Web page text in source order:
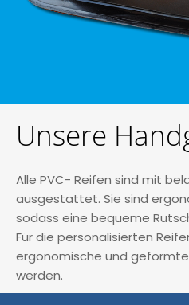
Unsere
Alle PVC- Reifen sind mit
ausgestattet. Sie sind
sodass eine bequeme
Für die personalisierten
ergonomische und
werden.